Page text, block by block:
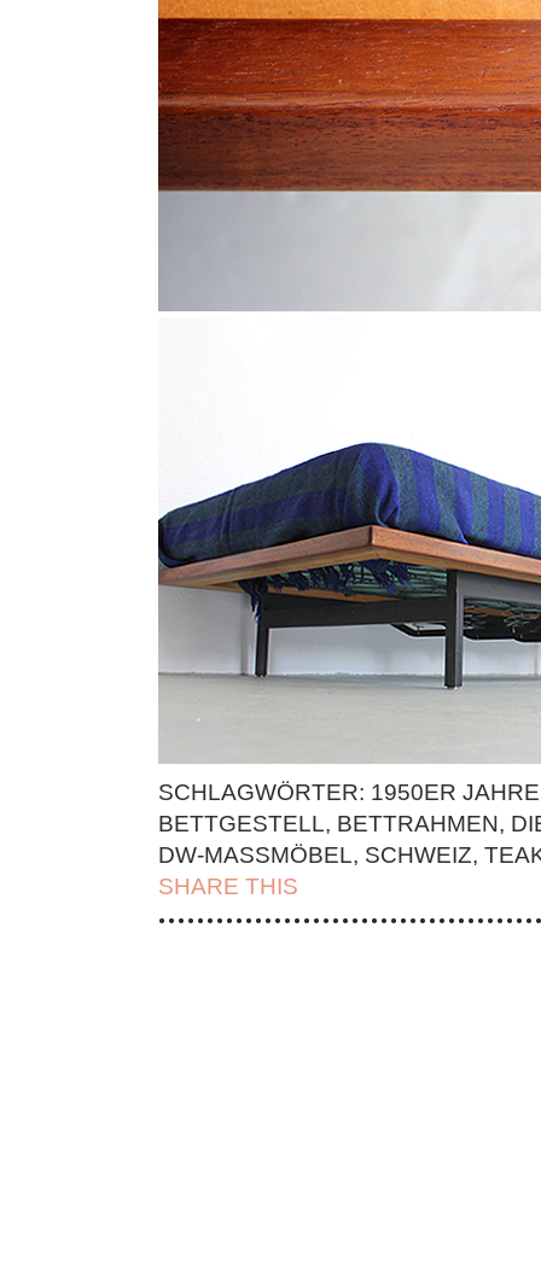
SCHLAGWÖRTER: 1950ER JAHRE
BETTGESTELL, BETTRAHMEN,
DW-MASSMÖBEL, SCHWEIZ,
SHARE THIS